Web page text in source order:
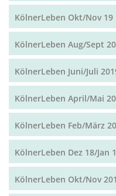
KölnerLeben Okt/Nov 19
KölnerLeben Aug/Sept
KölnerLeben Juni/Juli
KölnerLeben April/Mai
KölnerLeben Feb/März
KölnerLeben Dez 18/Jan
KölnerLeben Okt/Nov